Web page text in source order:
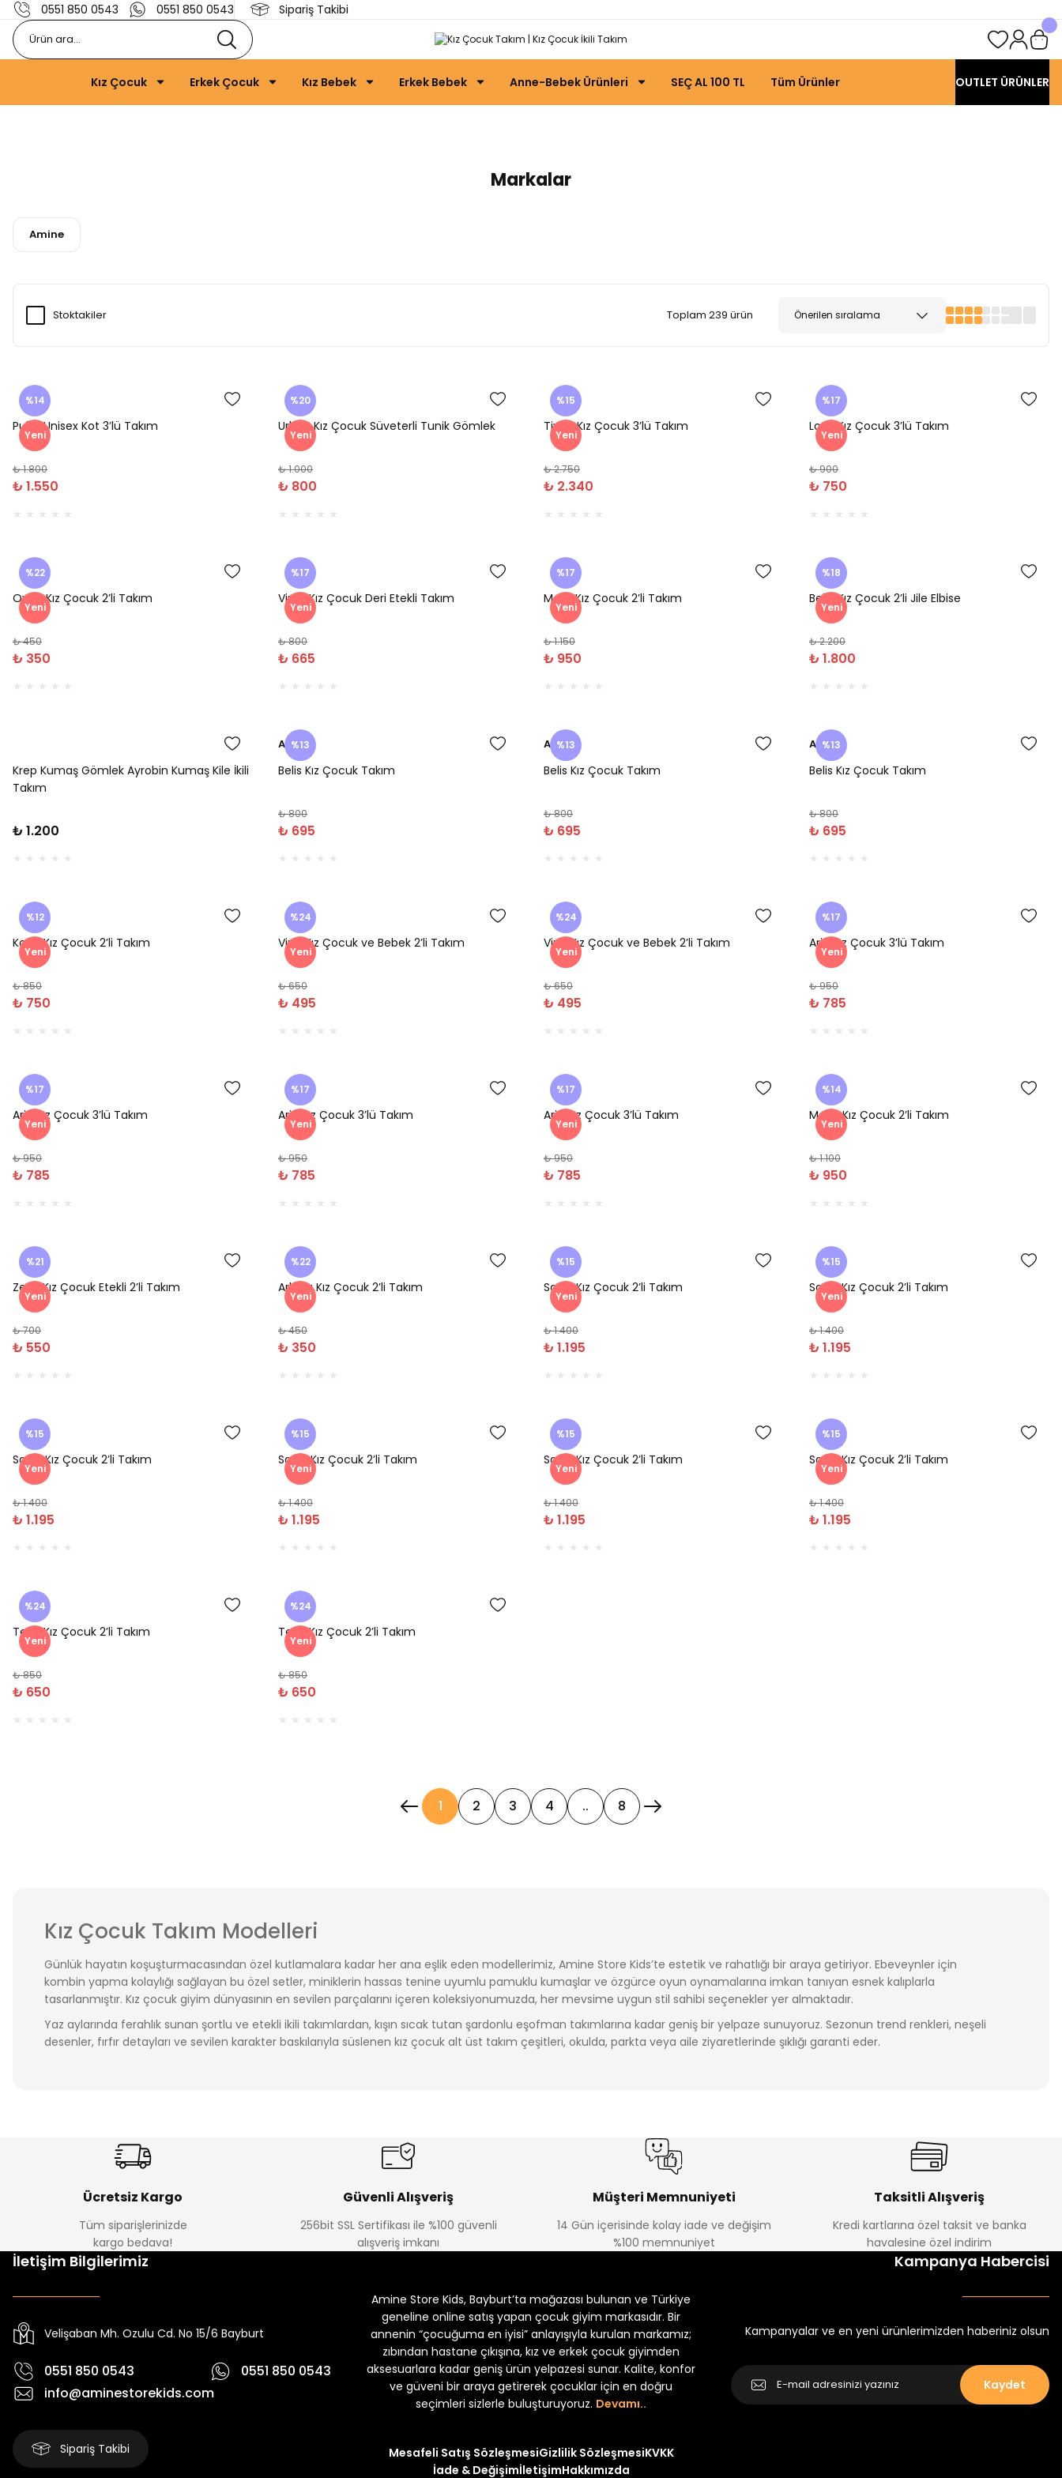
0551 850 0543 0551 850 0543 Sipariş Takibi
Kız Çocuk Erkek Çocuk Kız Bebek Erkek Bebek Anne-Bebek Ürünleri SEÇ AL 100 TL Tüm Ürünler OUTLET ÜRÜNLER
Markalar
Amine
Stoktakiler Toplam 239 ürün
%14
Yeni
Puba Unisex Kot 3’lü Takım
₺ 1.800
₺ 1.550
%20
Yeni
Urban Kız Çocuk Süveterli Tunik Gömlek
₺ 1.000
₺ 800
%15
Yeni
Tivon Kız Çocuk 3’lü Takım
₺ 2.750
₺ 2.340
%17
Yeni
Lorin Kız Çocuk 3’lü Takım
₺ 900
₺ 750
%22
Yeni
Oven Kız Çocuk 2’li Takım
₺ 450
₺ 350
%17
Yeni
Viren Kız Çocuk Deri Etekli Takım
₺ 800
₺ 665
%17
Yeni
Melin Kız Çocuk 2’li Takım
₺ 1.150
₺ 950
%18
Yeni
Bella Kız Çocuk 2’li Jile Elbise
₺ 2.200
₺ 1.800
Krep Kumaş Gömlek Ayrobin Kumaş Kile İkili
Takım
₺ 1.200
%13
Amine
Belis Kız Çocuk Takım
₺ 800
₺ 695
%13
Amine
Belis Kız Çocuk Takım
₺ 800
₺ 695
%13
Amine
Belis Kız Çocuk Takım
₺ 800
₺ 695
%12
Yeni
Kona Kız Çocuk 2’li Takım
₺ 850
₺ 750
%24
Yeni
Vina Kız Çocuk ve Bebek 2’li Takım
₺ 650
₺ 495
%24
Yeni
Vina Kız Çocuk ve Bebek 2’li Takım
₺ 650
₺ 495
%17
Yeni
Aria Kız Çocuk 3’lü Takım
₺ 950
₺ 785
%17
Yeni
Aria Kız Çocuk 3’lü Takım
₺ 950
₺ 785
%17
Yeni
Aria Kız Çocuk 3’lü Takım
₺ 950
₺ 785
%17
Yeni
Aria Kız Çocuk 3’lü Takım
₺ 950
₺ 785
%14
Yeni
Merin Kız Çocuk 2’li Takım
₺ 1.100
₺ 950
%21
Yeni
Zerin Kız Çocuk Etekli 2’li Takım
₺ 700
₺ 550
%22
Yeni
Arlena Kız Çocuk 2’li Takım
₺ 450
₺ 350
%15
Yeni
Savin Kız Çocuk 2’li Takım
₺ 1.400
₺ 1.195
%15
Yeni
Savin Kız Çocuk 2’li Takım
₺ 1.400
₺ 1.195
%15
Yeni
Savin Kız Çocuk 2’li Takım
₺ 1.400
₺ 1.195
%15
Yeni
Savin Kız Çocuk 2’li Takım
₺ 1.400
₺ 1.195
%15
Yeni
Savin Kız Çocuk 2’li Takım
₺ 1.400
₺ 1.195
%15
Yeni
Savin Kız Çocuk 2’li Takım
₺ 1.400
₺ 1.195
%24
Yeni
Teral Kız Çocuk 2’li Takım
₺ 850
₺ 650
%24
Yeni
Teral Kız Çocuk 2’li Takım
₺ 850
₺ 650
1 2 3 4 .. 8
Kız Çocuk Takım Modelleri
Günlük hayatın koşuşturmacasından özel kutlamalara kadar her ana eşlik eden modellerimiz, Amine Store Kids’te estetik ve rahatlığı bir araya getiriyor. Ebeveynler için
kombin yapma kolaylığı sağlayan bu özel setler, miniklerin hassas tenine uyumlu pamuklu kumaşlar ve özgürce oyun oynamalarına imkan tanıyan esnek kalıplarla
tasarlanmıştır. Kız çocuk giyim dünyasının en sevilen parçalarını içeren koleksiyonumuzda, her mevsime uygun stil sahibi seçenekler yer almaktadır.
Yaz aylarında ferahlık sunan şortlu ve etekli ikili takımlardan, kışın sıcak tutan şardonlu eşofman takımlarına kadar geniş bir yelpaze sunuyoruz. Sezonun trend renkleri, neşeli
desenler, fırfır detayları ve sevilen karakter baskılarıyla süslenen kız çocuk alt üst takım çeşitleri, okulda, parkta veya aile ziyaretlerinde şıklığı garanti eder.
Ücretsiz Kargo
Tüm siparişlerinizde
kargo bedava!
Güvenli Alışveriş
256bit SSL Sertifikası ile %100 güvenli
alışveriş imkanı
Müşteri Memnuniyeti
14 Gün içerisinde kolay iade ve değişim
%100 memnuniyet
Taksitli Alışveriş
Kredi kartlarına özel taksit ve banka
havalesine özel indirim
İletişim Bilgilerimiz
Velişaban Mh. Ozulu Cd. No 15/6 Bayburt
0551 850 0543
0551 850 0543
info@aminestorekids.com
Sipariş Takibi
Amine Store Kids, Bayburt’ta mağazası bulunan ve Türkiye
geneline online satış yapan çocuk giyim markasıdır. Bir
annenin “çocuğuma en iyisi” anlayışıyla kurulan markamız;
zıbından hastane çıkışına, kız ve erkek çocuk giyimden
aksesuarlara kadar geniş ürün yelpazesi sunar. Kalite, konfor
ve güveni bir araya getirerek çocuklar için en doğru
seçimleri sizlerle buluşturuyoruz. Devamı..
Mesafeli Satış SözleşmesiGizlilik SözleşmesiKVKK
İade & DeğişimİletişimHakkımızda
Kampanya Habercisi
Kampanyalar ve en yeni ürünlerimizden haberiniz olsun
Kaydet